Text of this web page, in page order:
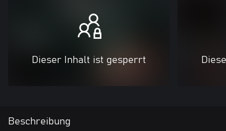
Dieser Inhalt ist gesperrt
Beschreibung